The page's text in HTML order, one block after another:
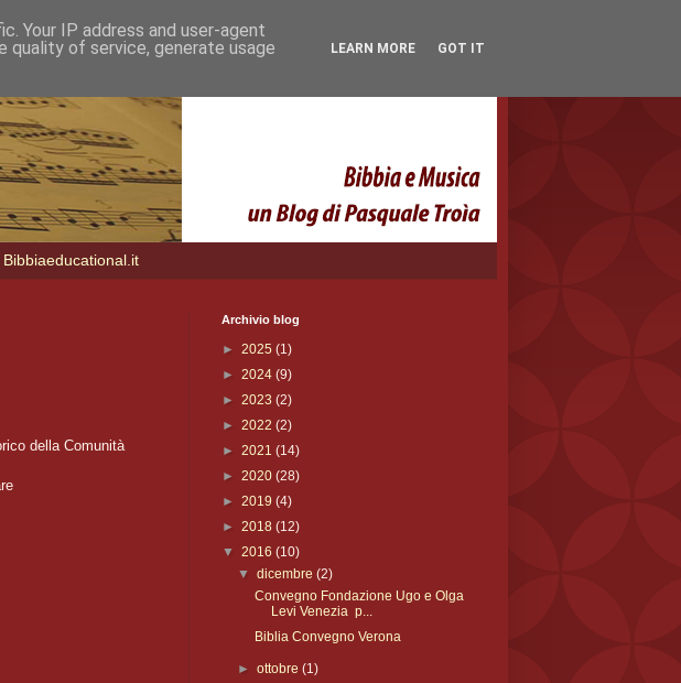
Bibbiaeducational.it
della Comunità
Archivio blog
► 2025 (1)
► 2024 (9)
► 2023 (2)
► 2022 (2)
► 2021 (14)
► 2020 (28)
► 2019 (4)
► 2018 (12)
▼ 2016 (10)
▼dicembre(2)
Convegno Fondazione Ugo e Olga
Levi Venezia p...
Biblia Convegno Verona
►ottobre(1)
Your IP address and user-agent
quality of service, generate usage
LEARN MORE GOT IT